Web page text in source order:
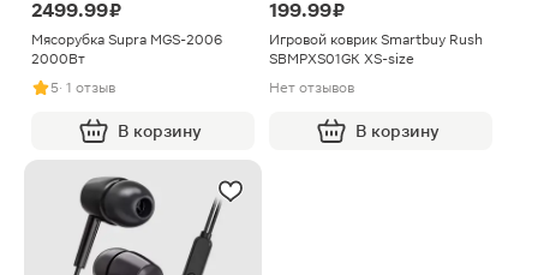
2499.99 ₽
Мясорубка Supra MGS-2006
2000Вт
5· 1 отзыв
В корзину
199.99 ₽
Игровой коврик Smartbuy Rush
SBMPXS01GK XS-size
Нет отзывов
В корзину